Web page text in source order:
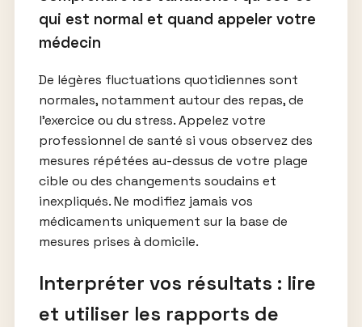
qui est normal et quand appeler votre
médecin
De légères fluctuations quotidiennes sont
normales, notamment autour des repas, de
l’exercice ou du stress. Appelez votre
professionnel de santé si vous observez des
mesures répétées au-dessus de votre plage
cible ou des changements soudains et
inexpliqués. Ne modifiez jamais vos
médicaments uniquement sur la base de
mesures prises à domicile.
Interpréter vos résultats : lire
et utiliser les rapports de